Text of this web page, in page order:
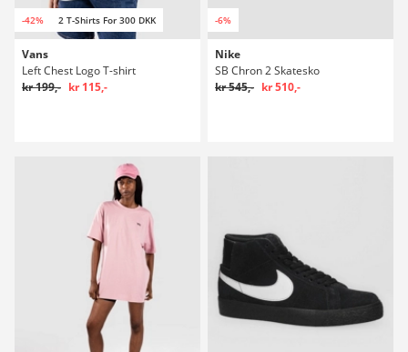
-42% 2 T-Shirts For 300 DKK
Vans
Left Chest Logo T-shirt
kr 199,- kr 115,-
-6%
Nike
SB Chron 2 Skatesko
kr 545,- kr 510,-